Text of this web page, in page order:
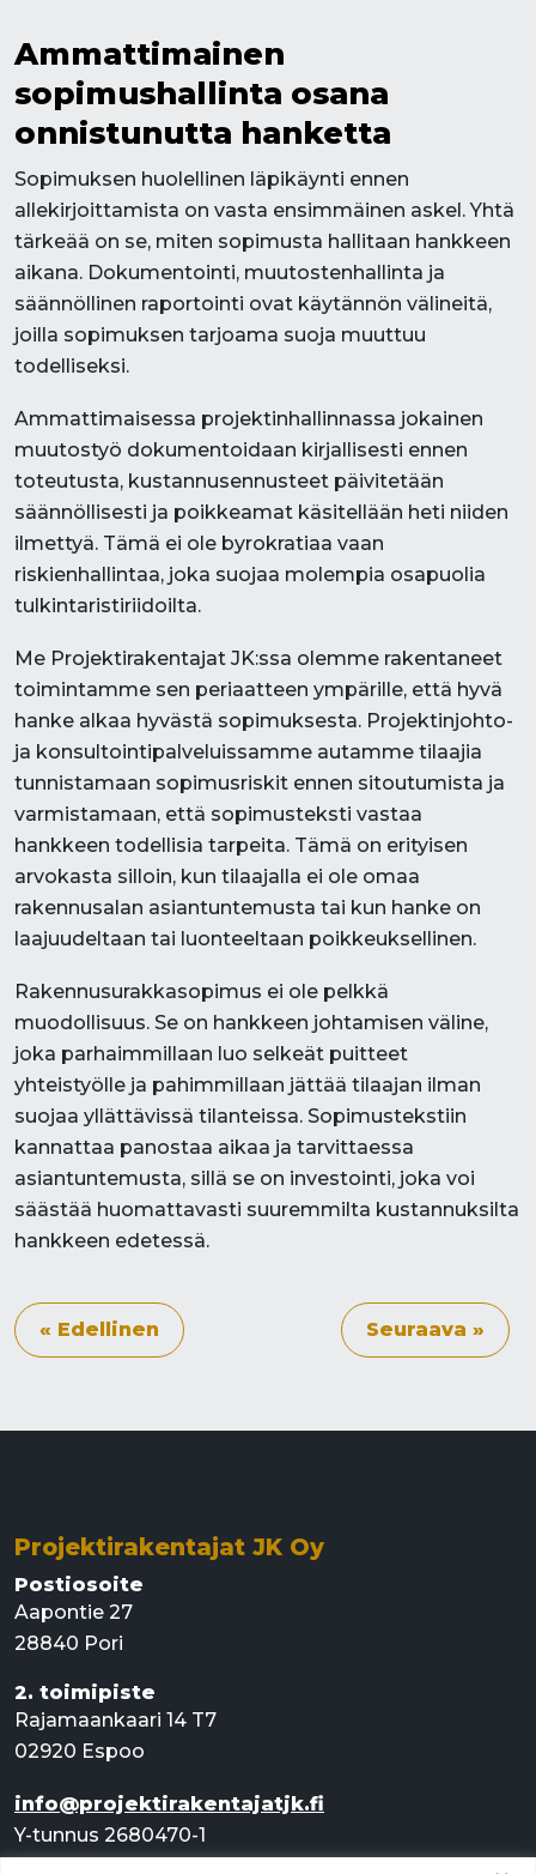
Ammattimainen
sopimushallinta osana
onnistunutta hanketta
Sopimuksen huolellinen läpikäynti ennen
allekirjoittamista on vasta ensimmäinen askel. Yhtä
tärkeää on se, miten sopimusta hallitaan hankkeen
aikana. Dokumentointi, muutostenhallinta ja
säännöllinen raportointi ovat käytännön välineitä,
joilla sopimuksen tarjoama suoja muuttuu
todelliseksi.
Ammattimaisessa projektinhallinnassa jokainen
muutostyö dokumentoidaan kirjallisesti ennen
toteutusta, kustannusennusteet päivitetään
säännöllisesti ja poikkeamat käsitellään heti niiden
ilmettyä. Tämä ei ole byrokratiaa vaan
riskienhallintaa, joka suojaa molempia osapuolia
tulkintaristiriidoilta.
Me Projektirakentajat JK:ssa olemme rakentaneet
toimintamme sen periaatteen ympärille, että hyvä
hanke alkaa hyvästä sopimuksesta. Projektinjohto-
ja konsultointipalveluissamme autamme tilaajia
tunnistamaan sopimusriskit ennen sitoutumista ja
varmistamaan, että sopimusteksti vastaa
hankkeen todellisia tarpeita. Tämä on erityisen
arvokasta silloin, kun tilaajalla ei ole omaa
rakennusalan asiantuntemusta tai kun hanke on
laajuudeltaan tai luonteeltaan poikkeuksellinen.
Rakennusurakkasopimus ei ole pelkkä
muodollisuus. Se on hankkeen johtamisen väline,
joka parhaimmillaan luo selkeät puitteet
yhteistyölle ja pahimmillaan jättää tilaajan ilman
suojaa yllättävissä tilanteissa. Sopimustekstiin
kannattaa panostaa aikaa ja tarvittaessa
asiantuntemusta, sillä se on investointi, joka voi
säästää huomattavasti suuremmilta kustannuksilta
hankkeen edetessä.
« Edellinen Seuraava »
Projektirakentajat JK Oy
Postiosoite
Aapontie 27
28840 Pori
2. toimipiste
Rajamaankaari 14 T7
02920 Espoo
info@projektirakentajatjk.fi
Y-tunnus 2680470-1